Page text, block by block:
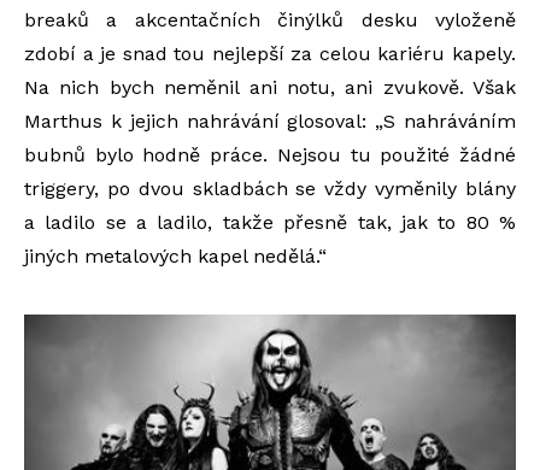
breaků a akcentačních činýlků desku vyloženě
zdobí a je snad tou nejlepší za celou kariéru kapely.
Na nich bych neměnil ani notu, ani zvukově. Však
Marthus k jejich nahrávání glosoval: „S nahráváním
bubnů bylo hodně práce. Nejsou tu použité žádné
triggery, po dvou skladbách se vždy vyměnily blány
a ladilo se a ladilo, takže přesně tak, jak to 80 %
jiných metalových kapel nedělá.“